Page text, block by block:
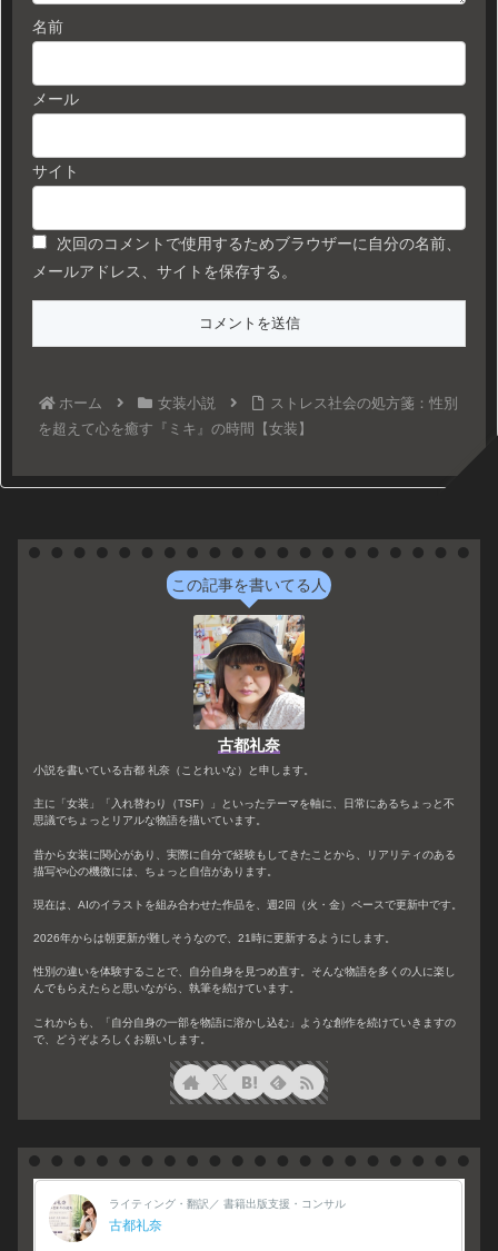
名前
メール
サイト
次回のコメントで使用するためブラウザーに自分の名前、
メールアドレス、サイトを保存する。
ホーム 女装小説
ストレス社会の処方箋：性別
を超えて心を癒す『ミキ』の時間【女装】
この記事を書いてる人
古都礼奈
小説を書いている古都 礼奈（ことれいな）と申します。
主に「女装」「入れ替わり（TSF）」といったテーマを軸に、日常にあるちょっと不
思議でちょっとリアルな物語を描いています。
昔から女装に関心があり、実際に自分で経験もしてきたことから、リアリティのある
描写や心の機微には、ちょっと自信があります。
現在は、AIのイラストを組み合わせた作品を、週2回（火・金）ペースで更新中です。
2026年からは朝更新が難しそうなので、21時に更新するようにします。
性別の違いを体験することで、自分自身を見つめ直す。そんな物語を多くの人に楽し
んでもらえたらと思いながら、執筆を続けています。
これからも、「自分自身の一部を物語に溶かし込む」ような創作を続けていきますの
で、どうぞよろしくお願いします。